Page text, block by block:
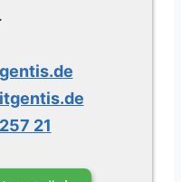
21